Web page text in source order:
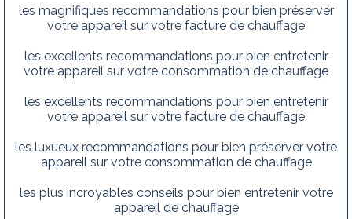
les magnifiques recommandations pour bien préserver
votre appareil sur votre facture de chauffage
les excellents recommandations pour bien entretenir
votre appareil sur votre consommation de chauffage
les excellents recommandations pour bien entretenir
votre appareil sur votre facture de chauffage
les luxueux recommandations pour bien préserver votre
appareil sur votre consommation de chauffage
les plus incroyables conseils pour bien entretenir votre
appareil de chauffage